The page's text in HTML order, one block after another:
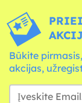
Būkite
akcijas,